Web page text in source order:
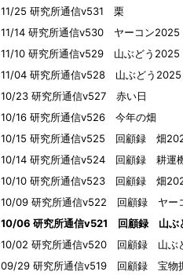
11/25 研究所通信v531 栗
11/14 研究所通信v530 ヤーコン2025
11/10 研究所通信v529 山ぶどう2025
11/04 研究所通信v528 山ぶどう2025
10/23 研究所通信v527 赤い日
10/16 研究所通信v526 今年の畑
10/15 研究所通信v525 回顧録 畑
10/14 研究所通信v524 回顧録 耕運
10/10 研究所通信v523 回顧録 畑
10/09 研究所通信v522 回顧録 ヤー
10/06 研究所通信v521 回顧録 山ぶ
10/02 研究所通信v520 回顧録 山ぶ
09/29 研究所通信v519 回顧録 宝物